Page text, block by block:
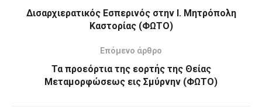
Δισαρχιερατικός Εσπερινός στην Ι. Μητρόπολη
Καστορίας (ΦΩΤΟ)
Επόμενο άρθρο
Τα προεόρτια της εορτής της Θείας
Μεταμορφώσεως εις Σμύρνην (ΦΩΤΟ)